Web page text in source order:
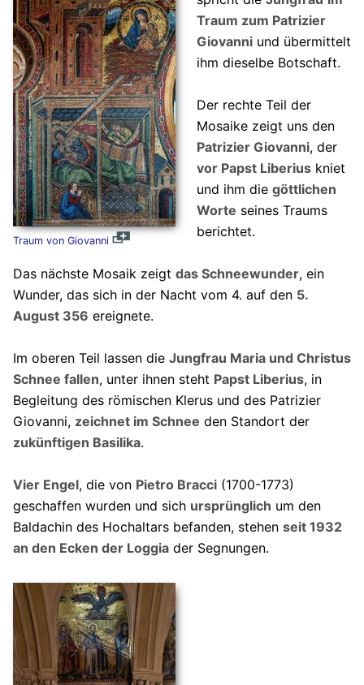
Traum von Giovanni
Traum zum Patrizier
Giovanniund übermittelt
ihm dieselbe Botschaft.
Der rechte Teil der
Mosaike zeigt uns den
Patrizier Giovanni, der
vor Papst Liberiuskniet
und ihm die göttlichen
Worte seines Traums
berichtet.
Das nächste Mosaik zeigt das Schneewunder, ein
Wunder, das sich in der Nacht vom 4. auf den 5.
August 356 ereignete.
Im oberen Teil lassen die Jungfrau Maria und Christus
Schnee fallen, unter ihnen steht Papst Liberius, in
Begleitung des römischen Klerus und des Patrizier
Giovanni, zeichnet im Schnee den Standort der
zukünftigen Basilika.
Vier Engel, die von Pietro Bracci(1700-1773)
geschaffen wurden und sich ursprünglich um den
Baldachin des Hochaltars befanden, stehen seit 1932
an den Ecken der Loggiader Segnungen.